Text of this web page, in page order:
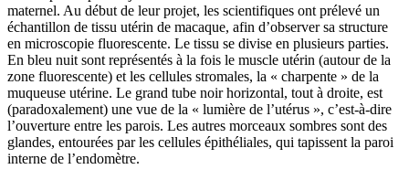
maternel. Au début de leur projet, les scientifiques ont prélevé un
échantillon de tissu utérin de macaque, afin d’observer sa structure
en microscopie fluorescente. Le tissu se divise en plusieurs parties.
En bleu nuit sont représentés à la fois le muscle utérin (autour de la
zone fluorescente) et les cellules stromales, la « charpente » de la
muqueuse utérine. Le grand tube noir horizontal, tout à droite, est
(paradoxalement) une vue de la « lumière de l’utérus », c’est-à-dire
l’ouverture entre les parois. Les autres morceaux sombres sont des
glandes, entourées par les cellules épithéliales, qui tapissent la paroi
interne de l’endomètre.